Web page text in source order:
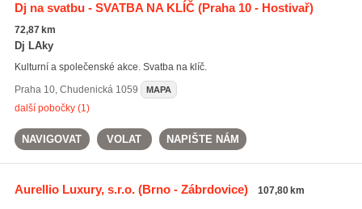
Dj na svatbu - SVATBA NA KLÍČ(Praha 10 - Hostivař)
72,87 km
Dj LAky
Kulturní a společenské akce. Svatba na klíč.
Praha 10, Chudenická 1059 MAPA
další pobočky (1)
NAVIGOVAT VOLAT NAPIŠTE NÁM
Aurellio Luxury, s.r.o.(Brno - Zábrdovice) 107,80 km